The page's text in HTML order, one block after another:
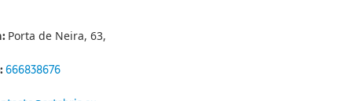
Porta de Neira, 63,
666838676